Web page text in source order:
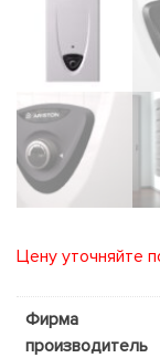
Цену уточняйте
Фирма
производитель